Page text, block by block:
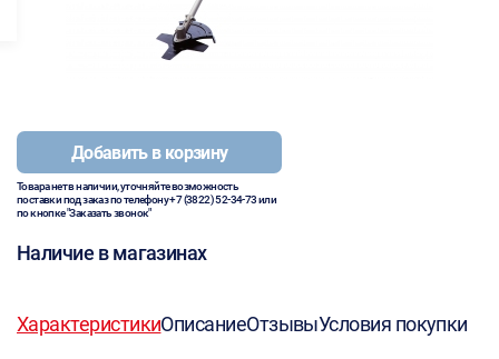
Добавить в корзину
Товара нет в наличии, уточняйте возможность
поставки под заказ по телефону+7 (3822) 52-34-73или
по кнопке "Заказать звонок"
Наличие в магазинах
ХарактеристикиОписаниеОтзывыУсловия покупки